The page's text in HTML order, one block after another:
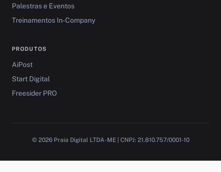
Palestras e Eventos
Treinamentos In-Company
PRODUTOS
AiPost
Start Digital
Freesider PRO
© 2026 Praia Digital LTDA-ME | CNPJ: 21.810.757/0001-10